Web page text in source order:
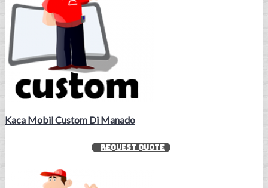
Kaca Mobil Custom Di Manado
REQUEST QUOTE